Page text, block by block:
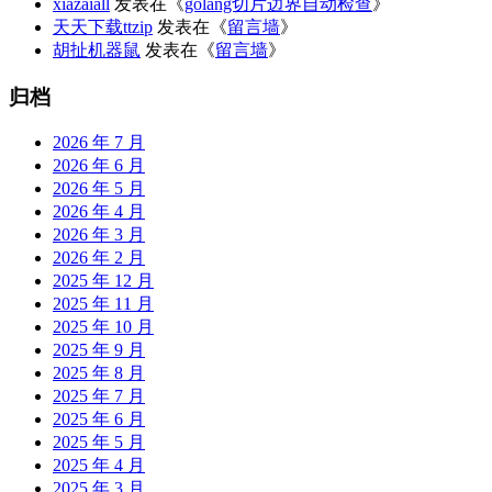
xiazaiall 发表在《golang切片边界自动检查 》
天天下载ttzip 发表在《留言墙》
胡扯机器鼠 发表在《留言墙》
归档
2026 年 7 月
2026 年 6 月
2026 年 5 月
2026 年 4 月
2026 年 3 月
2026 年 2 月
2025 年 12 月
2025 年 11 月
2025 年 10 月
2025 年 9 月
2025 年 8 月
2025 年 7 月
2025 年 6 月
2025 年 5 月
2025 年 4 月